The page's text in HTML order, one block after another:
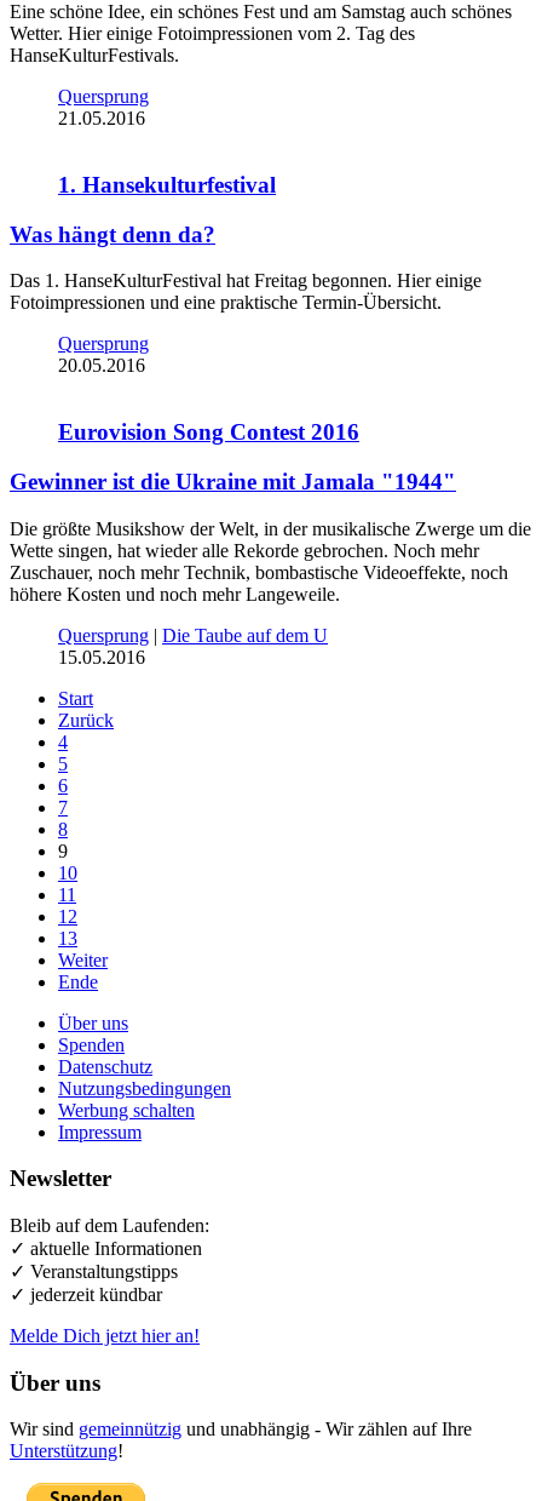
Eine schöne Idee, ein schönes Fest und am Samstag auch schönes
Wetter. Hier einige Fotoimpressionen vom 2. Tag des
HanseKulturFestivals.
Quersprung
21.05.2016
1. Hansekulturfestival
Was hängt denn da?
Das 1. HanseKulturFestival hat Freitag begonnen. Hier einige
Fotoimpressionen und eine praktische Termin-Übersicht.
Quersprung
20.05.2016
Eurovision Song Contest 2016
Gewinner ist die Ukraine mit Jamala "1944"
Die größte Musikshow der Welt, in der musikalische Zwerge um die
Wette singen, hat wieder alle Rekorde gebrochen. Noch mehr
Zuschauer, noch mehr Technik, bombastische Videoeffekte, noch
höhere Kosten und noch mehr Langeweile.
Quersprung | Die Taube auf dem U
15.05.2016
Start
Zurück
4
5
6
7
8
9
10
11
12
13
Weiter
Ende
Über uns
Spenden
Datenschutz
Nutzungsbedingungen
Werbung schalten
Impressum
Newsletter
Bleib auf dem Laufenden:
✓ aktuelle Informationen
✓ Veranstaltungstipps
✓ jederzeit kündbar
Melde Dich jetzt hier an!
Über uns
Wir sind gemeinnützig und unabhängig - Wir zählen auf Ihre
Unterstützung!